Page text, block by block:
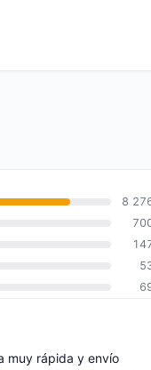
8
muy rápida y envío